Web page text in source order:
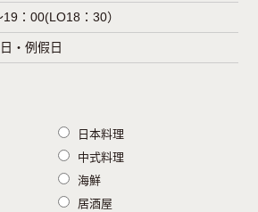
日本料理
中式料理
海鮮
居酒屋
：00(LO18：30）
・例假日